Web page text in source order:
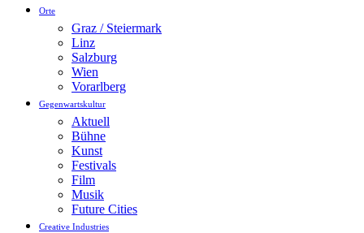
Orte
Graz / Steiermark
Linz
Salzburg
Wien
Vorarlberg
Gegenwartskultur
Aktuell
Bühne
Kunst
Festivals
Film
Musik
Future Cities
Creative Industries